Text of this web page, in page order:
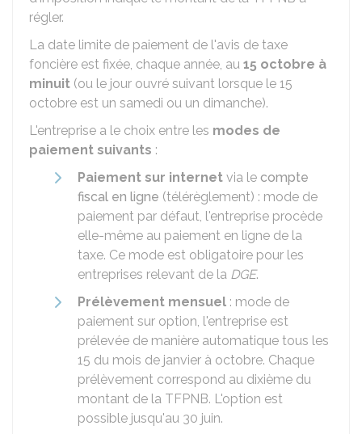
régler.
La date limite de paiement de l'avis de taxe
foncière est fixée, chaque année, au 15 octobre à
minuit (ou le jour ouvré suivant lorsque le 15
octobre est un samedi ou un dimanche).
L'entreprise a le choix entre les modes de
paiement suivants :
Paiement sur internet via le compte
fiscal en ligne (télérèglement) : mode de
paiement par défaut, l'entreprise procède
elle-même au paiement en ligne de la
taxe. Ce mode est obligatoire pour les
entreprises relevant de la DGE.
Prélèvement mensuel : mode de
paiement sur option, l'entreprise est
prélevée de manière automatique tous les
15 du mois de janvier à octobre. Chaque
prélèvement correspond au dixième du
montant de la TFPNB. L'option est
possible jusqu'au 30 juin.